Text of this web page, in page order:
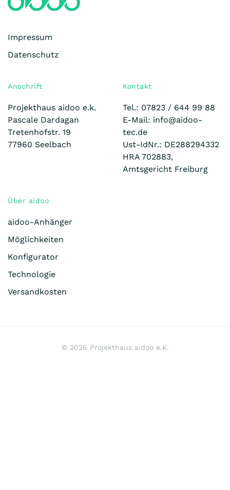
Impressum
Datenschutz
Anschrift
Projekthaus aidoo e.k.
Pascale Dardagan
Tretenhofstr. 19
77960 Seelbach
Kontakt
Tel.: 07823 / 644 99 88
E-Mail: info@aidoo-
tec.de
Ust-IdNr.: DE288294332
HRA 702883,
Amtsgericht Freiburg
Über aidoo
aidoo-Anhänger
Möglichkeiten
Konfigurator
Technologie
Versandkosten
© 2026 Projekthaus aidoo e.K.